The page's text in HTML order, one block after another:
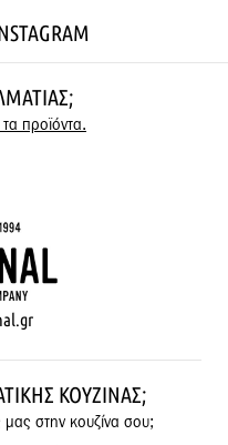
προϊόντα.
ΚΟΥΖΊΝΑΣ;
μας στην κουζίνα σου;